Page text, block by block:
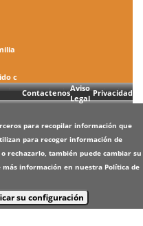
c
ContactenosAviso
Legal
Privacidad
para recopilar información que
para recoger información de
rechazarlo, también puede cambiar su
más información en nuestra Política de